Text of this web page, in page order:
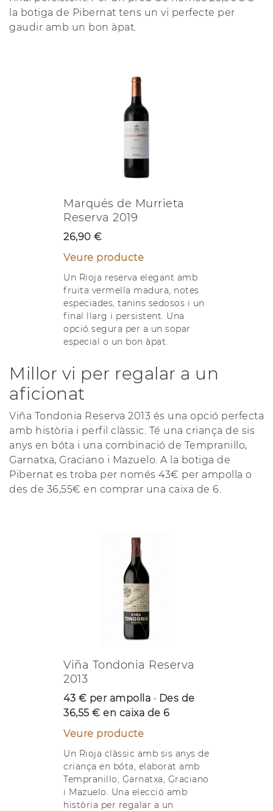
la botiga de Pibernat tens un vi perfecte per
gaudir amb un bon àpat.
Marqués de Murrieta
Reserva 2019
26,90 €
Veure producte
Un Rioja reserva elegant amb
fruita vermella madura, notes
especiades, tanins sedosos i un
final llarg i persistent. Una
opció segura per a un sopar
especial o un bon àpat.
Millor vi per regalar a un
aficionat
Viña Tondonia Reserva 2013 és una opció perfecta
amb història i perfil clàssic. Té una criança de sis
anys en bóta i una combinació de Tempranillo,
Garnatxa, Graciano i Mazuelo. A la botiga de
Pibernat es troba per només 43€ per ampolla o
des de 36,55€ en comprar una caixa de 6.
Viña Tondonia Reserva
2013
43 € per ampolla · Des de
36,55 € en caixa de 6
Veure producte
Un Rioja clàssic amb sis anys de
criança en bóta, elaborat amb
Tempranillo, Garnatxa, Graciano
i Mazuelo. Una elecció amb
història per regalar a un